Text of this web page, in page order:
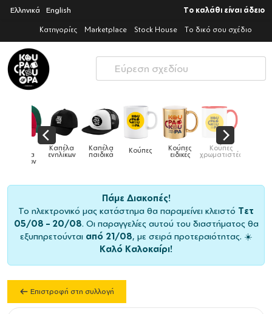
Ελληνικά English Το καλάθι είναι άδειο
Κατηγορίες Marketplace Stock House Το δικό σου σχέδιο
Κούπες Κούπες
ειδικές
Κούπες
χρωματιστές
Κούπες
μεταλλικές
Δοχεία
φαγητού Τσάντες
Πάμε Διακοπές!
Το ηλεκτρονικό μας κατάστημα θα παραμείνει κλειστό Τετ
05/08 – 20/08. Οι παραγγελίες αυτού του διαστήματος θα
εξυπηρετούνται από 21/08, με σειρά προτεραιότητας. ☀️
Καλό Καλοκαίρι!
Επιστροφή στη συλλογή